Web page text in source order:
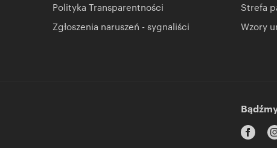
Polityka Transparentności
Zgłoszenia naruszeń - sygnaliści
Strefa
Wzory